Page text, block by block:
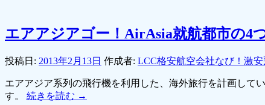
エアアジアゴー！AirAsia就航都市の4
投稿日: 2013年2月13日 作成者: LCC格安航空会社なび！激
エアアジア系列の飛行機を利用した、海外旅行を計画して
す。 続きを読む →